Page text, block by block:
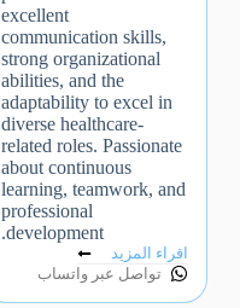
excellent
communication skills,
strong organizational
abilities, and the
adaptability to excel in
diverse healthcare-
related roles. Passionate
about continuous
learning, teamwork, and
professional
development.
اقراء المزيد
تواصل عبر واتساب